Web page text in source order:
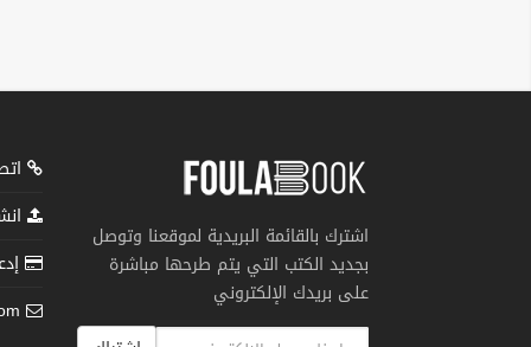
اشترك بالقائمة البريدية لموقعنا وتوصل
بجديد الكتب التي يتم طرحها مباشرة
على بريدك الإلكتروني